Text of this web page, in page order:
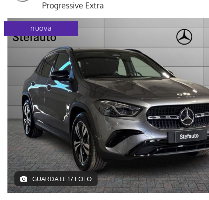
Progressive Extra
gla disponibile
GUARDA LE 17 FOTO